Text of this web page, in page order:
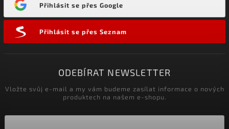
Přihlásit se přes Google
Přihlásit se přes Seznam
ODEBÍRAT NEWSLETTER
Vložte svůj e-mail a my vám budeme zasílat informace o nových
produktech na našem e-shopu.